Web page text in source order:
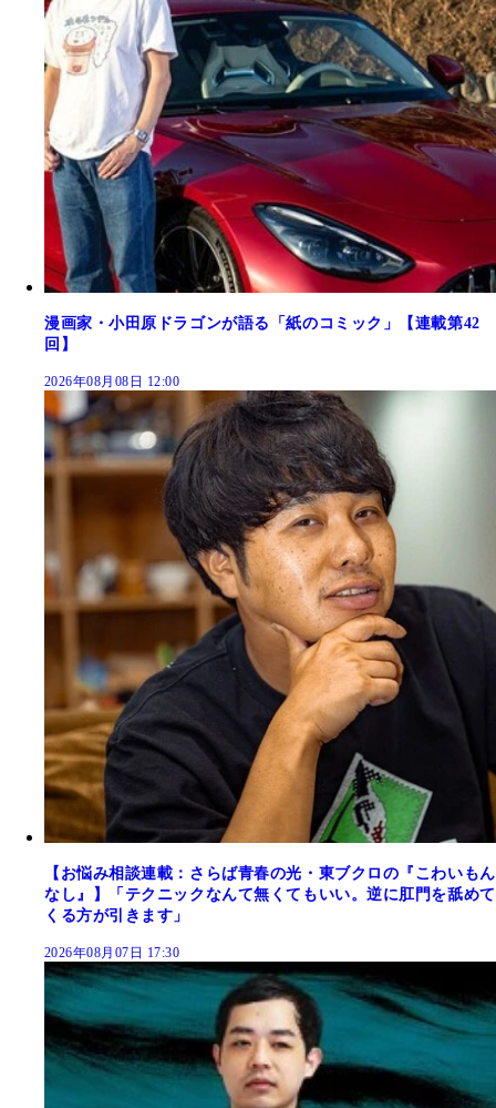
漫画家・小田原ドラゴンが語る「紙のコミック」【連載第42
回】
2026年08月08日 12:00
【お悩み相談連載：さらば青春の光・東ブクロの『こわいもん
なし』】「テクニックなんて無くてもいい。逆に肛門を舐めて
くる方が引きます」
2026年08月07日 17:30